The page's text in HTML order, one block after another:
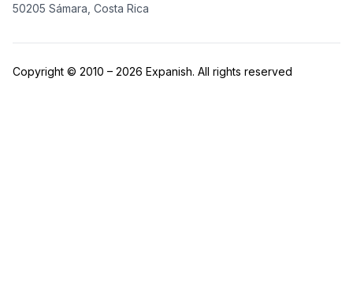
50205 Sámara, Costa Rica
Copyright © 2010 – 2026 Expanish. All rights reserved